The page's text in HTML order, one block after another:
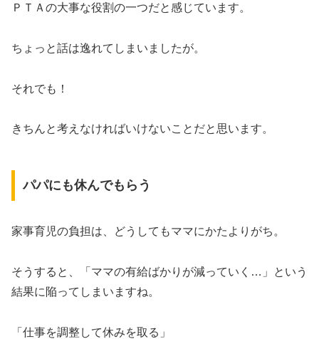
ＰＴＡの大事な役割の一つだと感じています。
ちょっと話は逸れてしまいましたが。
それでも！
きちんと考えなければいけないことだと思います。
パパにも休んでもらう
家事育児の負担は、どうしてもママにかたよりがち。
そうすると、「ママの有給ばかりが減っていく…」という
結果に陥ってしまいますね。
「仕事を調整して休みを取る」